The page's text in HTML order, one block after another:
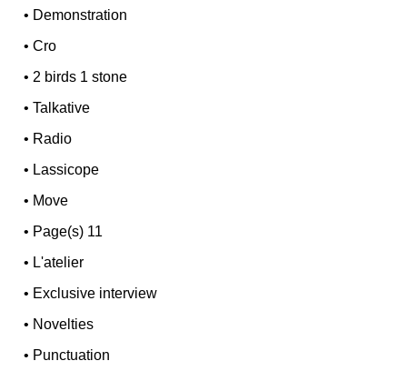
• Demonstration
•Cro
• 2 birds 1 stone
•Talkative
• Radio
• Lassicope
• Move
• Page(s) 11
• L'atelier
• Exclusive interview
• Novelties
• Punctuation